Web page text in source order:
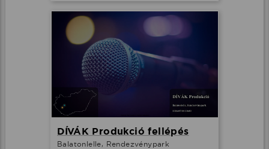
DÍVÁK Produkció fellépés
Balatonlelle, Rendezvénypark